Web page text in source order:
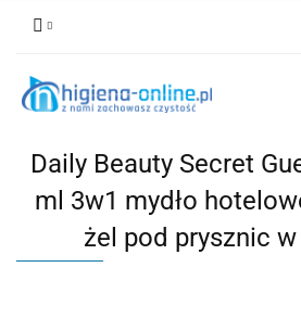
Daily Beauty Secret
ml 3w1 mydło
żel pod prysznic